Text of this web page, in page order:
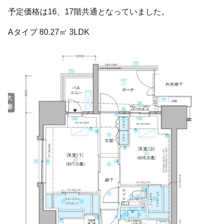
予定価格は16、17階共通となっていました。
Aタイプ 80.27㎡ 3LDK